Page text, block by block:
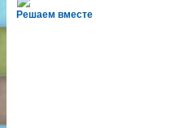
Решаем вместе